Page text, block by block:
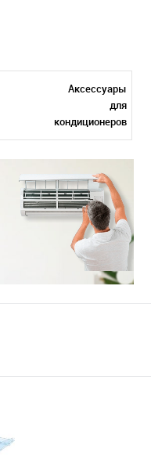
Аксессуары
для
кондиционеров